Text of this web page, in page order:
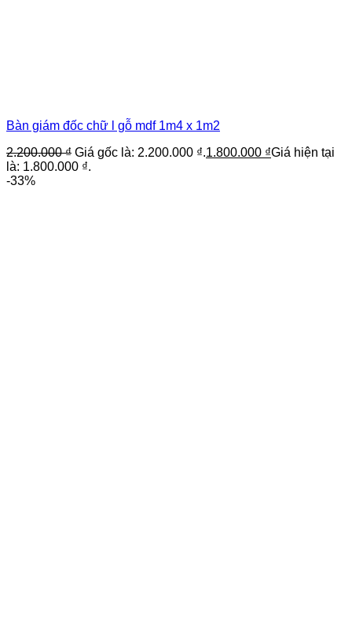
Bàn giám đốc chữ l gỗ mdf 1m4 x 1m2
2.200.000₫ Giá gốc là: 2.200.000 ₫.1.800.000 ₫Giá hiện tại
là: 1.800.000 ₫.
-33%